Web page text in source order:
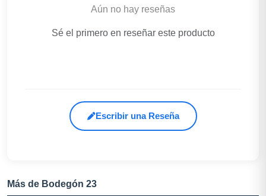
Aún no hay reseñas
Sé el primero en reseñar este producto
Escribir una Reseña
Más de Bodegón 23